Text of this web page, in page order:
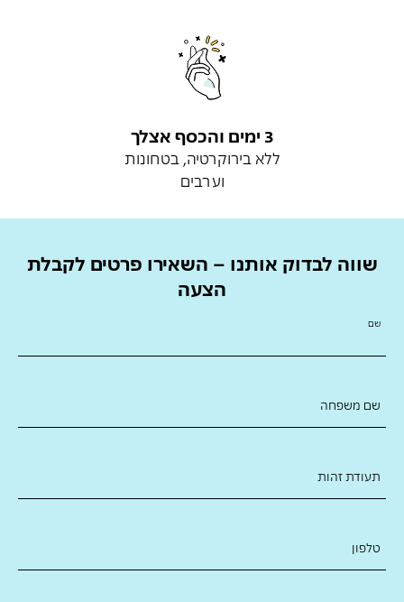
3 ימים והכסף אצלך
ללא בירוקרטיה, בטחונות
וערבים
שווה לבדוק אותנו – השאירו פרטים לקבלת
הצעה
שם
שם משפחה
תעודת זהות
טלפון